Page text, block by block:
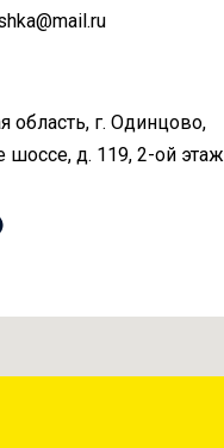
область, г. Одинцово,
д. 119, 2-ой этаж